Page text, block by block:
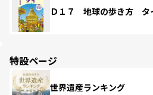
Ｄ１７ 地球の歩き方 タ
特設ページ
世界遺産ランキング